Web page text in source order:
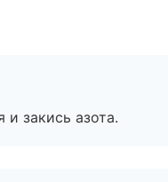
закись азота.